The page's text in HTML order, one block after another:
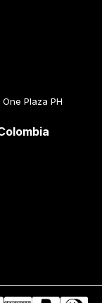
Plaza PH